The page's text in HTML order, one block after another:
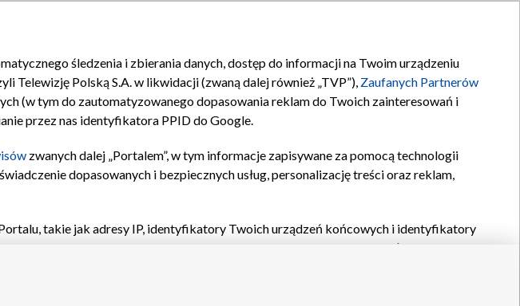
Pomoc Biuro reklamy Kontakt
śledzenia i zbierania danych, dostęp do informacji na Twoim urządzeniu
Telewizję Polską S.A. w likwidacji (zwaną dalej również „TVP”), Zaufanych Partnerów
(w tym do zautomatyzowanego dopasowania reklam do Twoich zainteresowań i
przez nas identyfikatora PPID do Google.
zwanych dalej „Portalem”, w tym informacje zapisywane za pomocą technologii
dopasowanych i bezpiecznych usług, personalizację treści oraz reklam,
takie jak adresy IP, identyfikatory Twoich urządzeń końcowych i identyfikatory
oraz pozostałych
lub dostęp do nich, wyboru podstawowych reklam, wyboru spersonalizowanych
wyboru spersonalizowanych treści, pomiaru wydajności reklam, pomiaru wydajności